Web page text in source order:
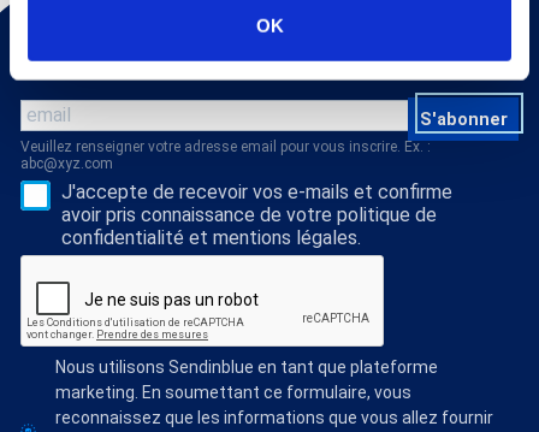
OK
Pour recevoir une fois par mois un mail d'information sur
S'abonner
Veuillez renseigner votre adresse email pour vous inscrire. Ex. :
abc@xyz.com
J'accepte de recevoir vos e-mails et confirme
avoir pris connaissance de votre politique de
confidentialité et mentions légales.
Nous utilisons Sendinblue en tant que plateforme
marketing. En soumettant ce formulaire, vous
reconnaissez que les informations que vous allez fournir